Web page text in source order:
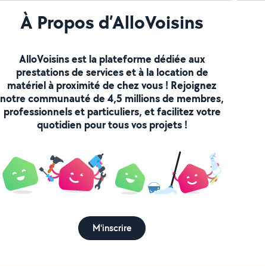
À Propos d’AlloVoisins
AlloVoisins est la plateforme dédiée aux
prestations de services et à la location de
matériel à proximité de chez vous ! Rejoignez
notre communauté de 4,5 millions de membres,
professionnels et particuliers, et facilitez votre
quotidien pour tous vos projets !
M'inscrire